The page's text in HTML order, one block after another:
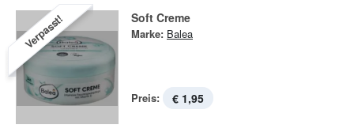
Verpasst! Soft Creme
Marke: Balea
Preis: € 1,95